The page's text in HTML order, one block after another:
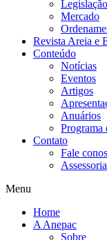
Legislação
Mercado
Revista Areia e
Conteúdo
Notícias
Eventos
Artigos
Anuários
Programa
Contato
Fale
Menu
Home
A Anepac
Sobre